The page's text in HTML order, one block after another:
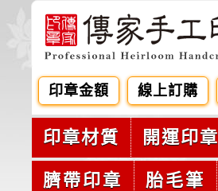
印章金額 線上訂購
印章材質 開運印章
臍帶印章 胎毛筆